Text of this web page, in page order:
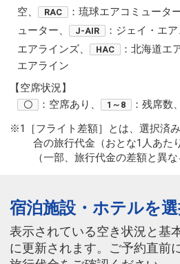
空、
RAC ：琉球エアコミューター
ューター、
J-AIR ：ジェイ・エア
エアラインズ、
HAC ：北海道エ
エアライン
【空席状況】
〇 ：空席あり、 1～8 ：残席数、
※1［フライト差額］とは、選択済
合の旅行代金（おとな1人あた
（一部、旅行代金の差額と異
宿泊施設・ホテルを
表示されている空き状況と基
に更新されます。ご予約直前